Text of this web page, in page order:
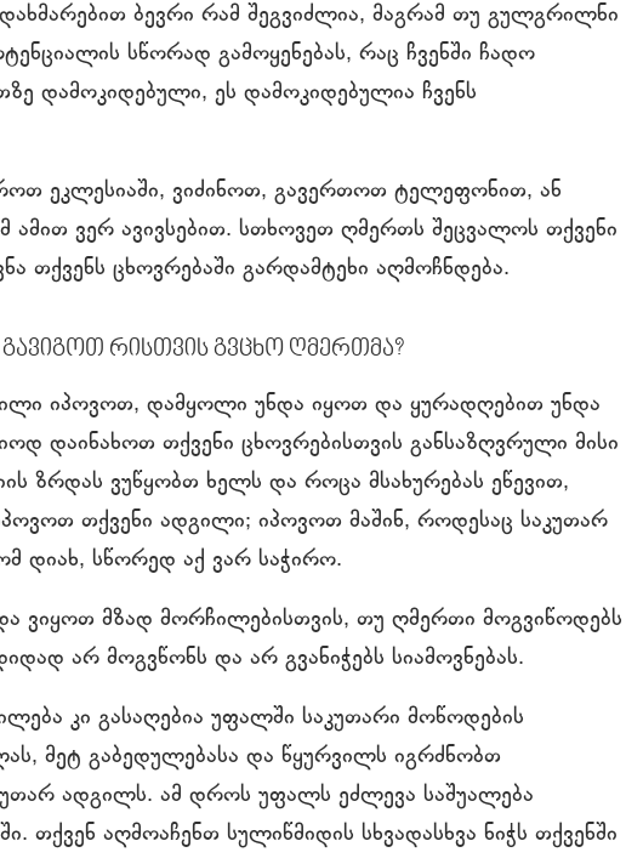
ბევრი რამ შეგვიძლია, მაგრამ თუ გულგრილნი
სწორად გამოყენებას, რაც ჩვენში ჩადო
დამოკიდებული, ეს დამოკიდებულია ჩვენს
ეკლესიაში, ვიძინოთ, გავერთოთ ტელეფონით, ან
ამით ვერ ავივსებით. სთხოვეთ ღმერთს შეცვალოს თქვენი
თქვენს ცხოვრებაში გარდამტეხი აღმოჩნდება.
რისთვის გვცხო ღმერთმა?
იპოვოთ, დამყოლი უნდა იყოთ და ყურადღებით უნდა
დაინახოთ თქვენი ცხოვრებისთვის განსაზღვრული მისი
ზრდას ვუწყობთ ხელს და როცა მსახურებას ეწევით,
თქვენი ადგილი; იპოვოთ მაშინ, როდესაც საკუთარ
დიახ, სწორედ აქ ვარ საჭირო.
ვიყოთ მზად მორჩილებისთვის, თუ ღმერთი მოგვიწოდებს
არ მოგვწონს და არ გვანიჭებს სიამოვნებას.
კი გასაღებია უფალში საკუთარი მოწოდების
მეტ გაბედულებასა და წყურვილს იგრძნობთ
ადგილს. ამ დროს უფალს ეძლევა საშუალება
თქვენ აღმოაჩენთ სულიწმიდის სხვადასხვა ნიჭს თქვენში